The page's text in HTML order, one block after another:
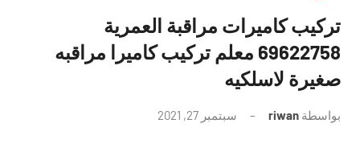
تركيب كاميرات مراقبة العمرية
69622758 معلم تركيب كاميرا مراقبه
صغيرة لاسلكيه
بواسطة riwan سبتمبر 27, 2021